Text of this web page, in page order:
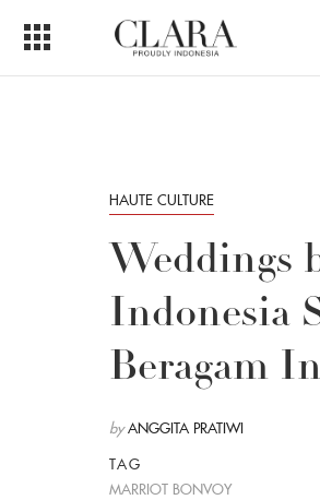
HAUTE CULTURE
Weddings
Indonesia
Beragam
by ANGGITA PRATIWI
TAG
MARRIOT BONVOY